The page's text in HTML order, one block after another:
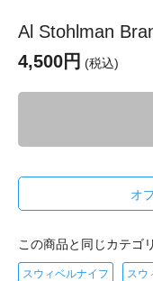
Al Stohlman
4,500円 (税込)
オ
この商品と同じカテゴ
スウィベルナイフ スウ